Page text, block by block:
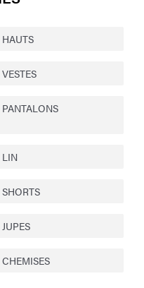
HAUTS
VESTES
PANTALONS
LIN
SHORTS
JUPES
CHEMISES